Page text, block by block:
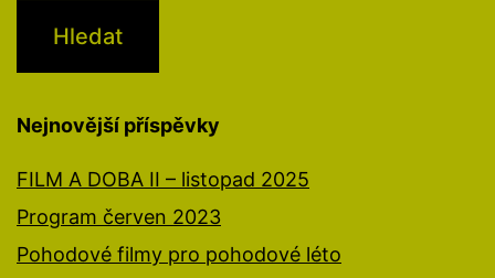
Nejnovější příspěvky
FILM A DOBA II – listopad 2025
Program červen 2023
Pohodové filmy pro pohodové léto